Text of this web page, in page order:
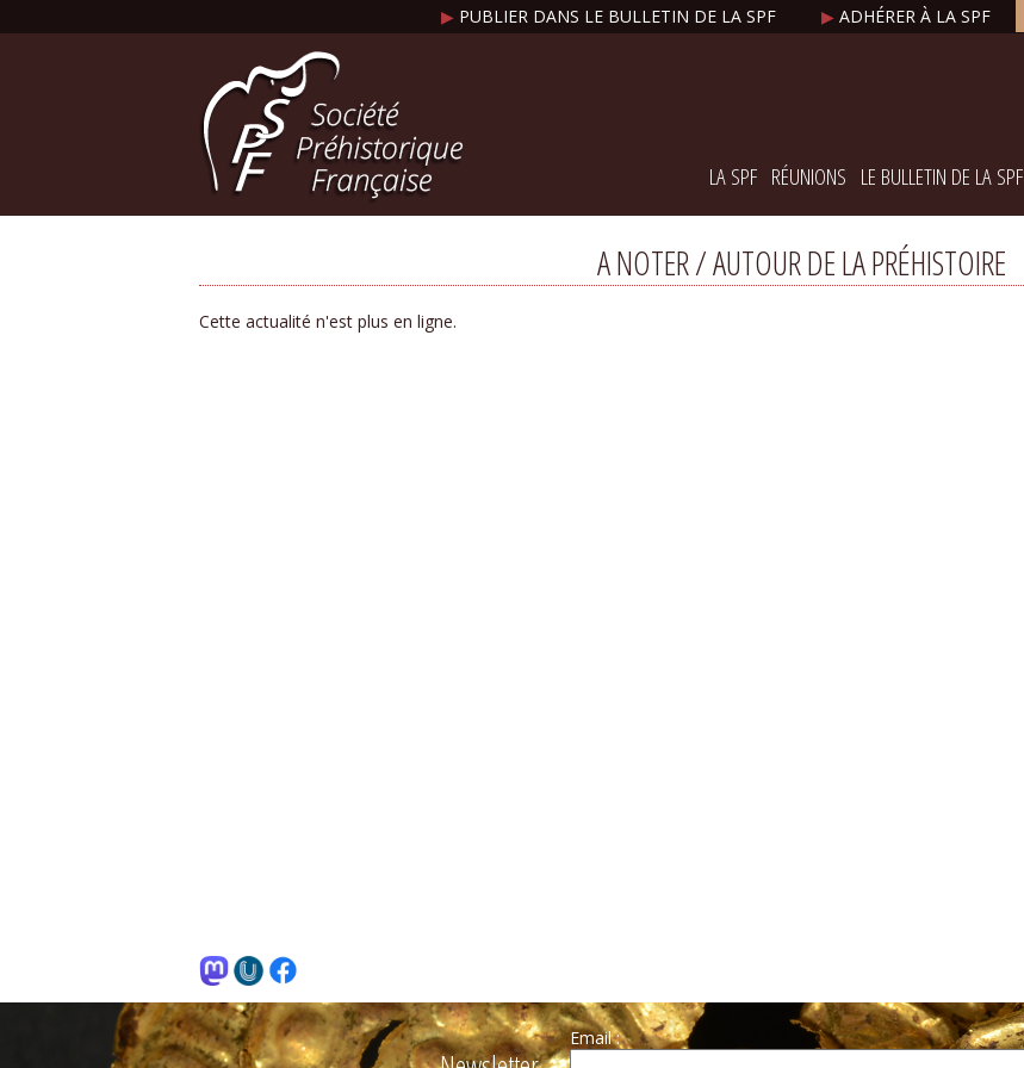
▶ PUBLIER DANS LE BULLETIN DE LA SPF ▶ ADHÉRER À LA SPF
LA SPF RÉUNIONS LE BULLETIN DE LA SPF
A NOTER / AUTOUR DE LA PRÉHISTOIRE
Cette actualité n'est plus en ligne.
Email :